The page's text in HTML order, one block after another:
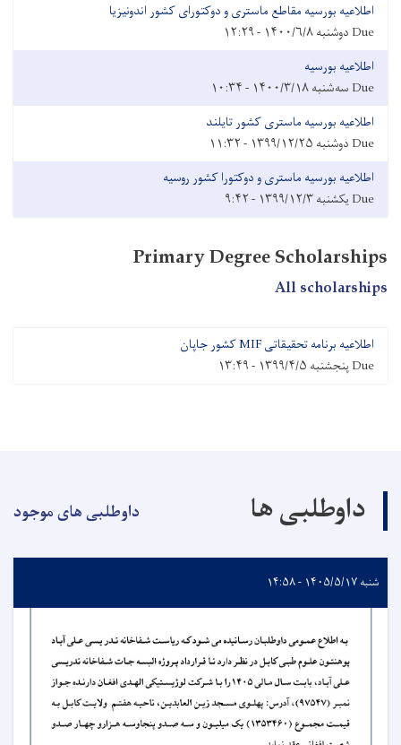
اطلاعیه بورسیه مقاطع ماستری و دوکتورای کشور اندونیزیا
Dueدوشنبه ۱۴۰۰/۶/۸ - ۱۲:۲۹
اطلاعیه بورسیه
Dueسه‌شنبه ۱۴۰۰/۳/۱۸ - ۱۰:۳۴
اطلاعیه بورسیه ماستری کشور تایلند
Dueدوشنبه ۱۳۹۹/۱۲/۲۵ - ۱۱:۳۲
اطلاعیه بورسیه ماستری و دوکتورا کشور روسیه
Dueیکشنبه ۱۳۹۹/۱۲/۳ - ۹:۴۲
Primary Degree Scholarships
All scholarships
اطلاعیه برنامه تحقیقاتی MIF کشور جاپان
Dueپنجشنبه ۱۳۹۹/۴/۵ - ۱۳:۴۹
داوطلبی ها داوطلبی های موجود
شنبه ۱۴۰۵/۵/۱۷ - ۱۴:۵۸